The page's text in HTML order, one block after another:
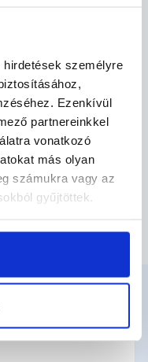
személyre
Ezenkívül
partnereinkkel
vonatkozó
más olyan
számukra vagy az
gyűjtöttek.
t?